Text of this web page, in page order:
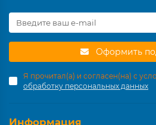
Оформить
Я прочитал(а) и согласен(на) с
обработку персональных данных
Информация